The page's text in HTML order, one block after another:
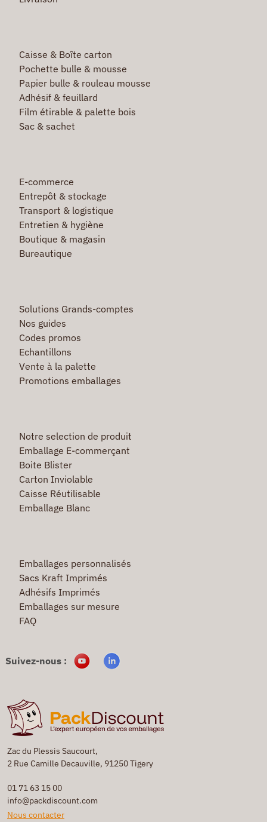
Zac du Plessis Saucourt,
2 Rue Camille Decauville, 91250 Tigery
01 71 63 15 00
info@packdiscount.com
Nous contacter
Caisse & Boîte carton
Pochette bulle & mousse
Papier bulle & rouleau mousse
Adhésif & feuillard
Film étirable & palette bois
Sac & sachet
E-commerce
Entrepôt & stockage
Transport & logistique
Entretien & hygiène
Boutique & magasin
Bureautique
Solutions Grands-comptes
Nos guides
Codes promos
Echantillons
Vente à la palette
Promotions emballages
Notre selection de produit
Emballage E-commerçant
Boite Blister
Carton Inviolable
Caisse Réutilisable
Emballage Blanc
Emballages personnalisés
Sacs Kraft Imprimés
Adhésifs Imprimés
Emballages sur mesure
FAQ
Suivez-nous :